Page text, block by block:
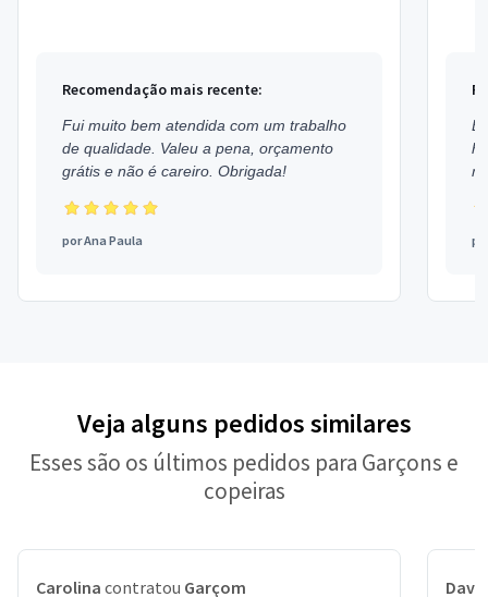
Recomendação mais recente:
Fui muito bem atendida com um trabalho
de qualidade. Valeu a pena, orçamento
grátis e não é careiro. Obrigada!
porAna Paula
Veja alguns pedidos similares
Esses são os últimos pedidos para Garçons e
copeiras
Carolina contratou Garçom Davi